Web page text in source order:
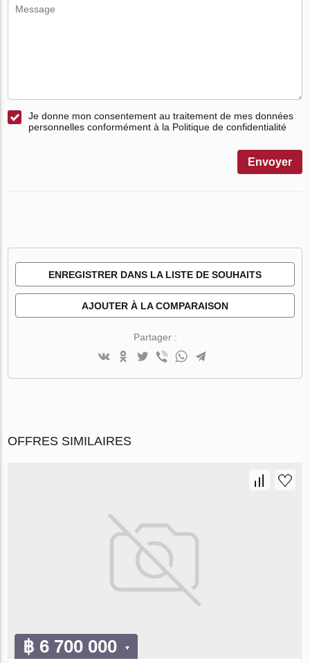
Je donne mon consentement au traitement de mes données
personnelles conformément à la Politique de confidentialité
Envoyer
ENREGISTRER DANS LA LISTE DE SOUHAITS
AJOUTER À LA COMPARAISON
Partager :
OFFRES SIMILAIRES
฿ 6 700 000